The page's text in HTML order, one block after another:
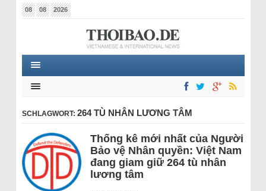
08 08 2026
SCHLAGWORT: 264 TÙ NHÂN LƯƠNG TÂM
Thống kê mới nhất của Người
Bảo vệ Nhân quyền: Việt Nam
đang giam giữ 264 tù nhân
lương tâm